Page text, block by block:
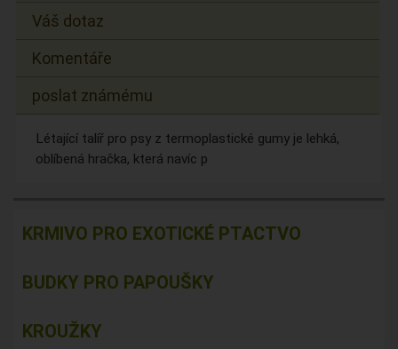
Váš dotaz
Komentáře
poslat známému
Létající talíř pro psy z termoplastické gumy je lehká,
oblíbená hračka, která navíc p
KRMIVO PRO EXOTICKÉ PTACTVO
BUDKY PRO PAPOUŠKY
KROUŽKY